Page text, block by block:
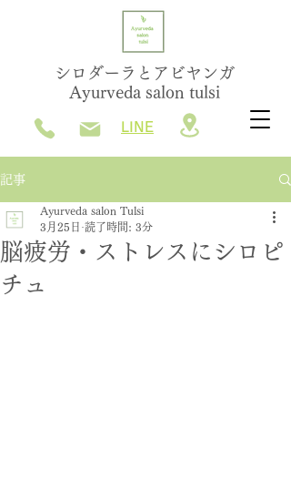
シロダーラとアビヤンガ
Ayurveda salon tulsi
LINE
記事
脳疲労・ストレスにシロピ
チュ
Ayurveda salon Tulsi
3月25日 読了時間: 3分